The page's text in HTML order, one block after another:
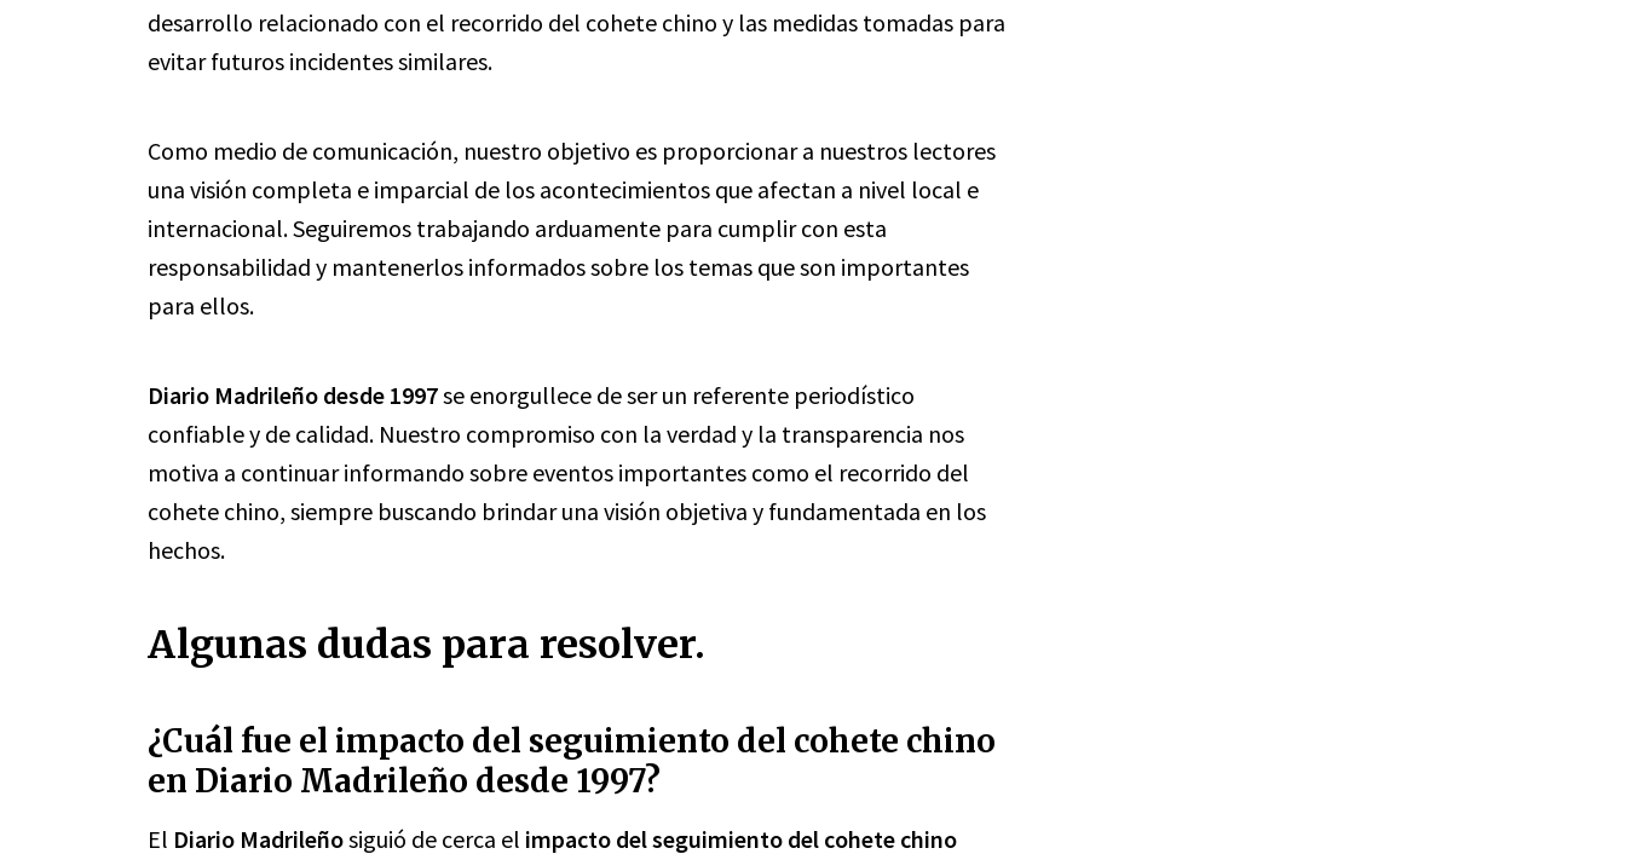
desarrollo relacionado con el recorrido del cohete chino y las medidas tomadas para
evitar futuros incidentes similares.
Como medio de comunicación, nuestro objetivo es proporcionar a nuestros lectores
una visión completa e imparcial de los acontecimientos que afectan a nivel local e
internacional. Seguiremos trabajando arduamente para cumplir con esta
responsabilidad y mantenerlos informados sobre los temas que son importantes
para ellos.
Diario Madrileño desde 1997se enorgullece de ser un referente periodístico
confiable y de calidad. Nuestro compromiso con la verdad y la transparencia nos
motiva a continuar informando sobre eventos importantes como el recorrido del
cohete chino, siempre buscando brindar una visión objetiva y fundamentada en los
hechos.
Algunas dudas para resolver.
¿Cuál fue el impacto del seguimiento del cohete chino
en Diario Madrileño desde 1997?
El Diario Madrileñosiguió de cerca el impacto del seguimiento del cohete chino